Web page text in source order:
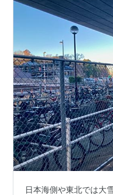
日本海側や東北では大